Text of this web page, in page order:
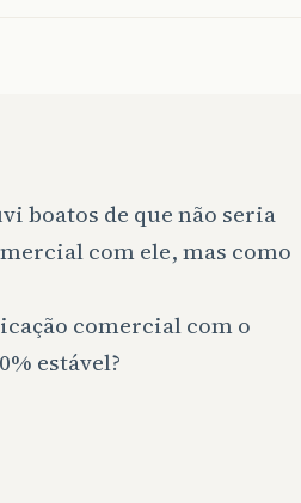
boatos de que não seria
com ele, mas como
comercial com o
estável?